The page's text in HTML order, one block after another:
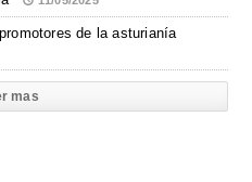
de la asturianía
mas